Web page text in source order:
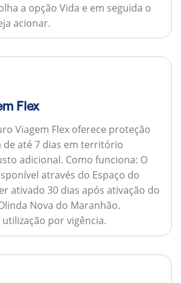
a opção Vida e em seguida o
acionar.
Flex
Viagem Flex oferece proteção
de até 7 dias em território
adicional. Como funciona: O
através do Espaço do
ativado 30 dias após ativação do
Nova do Maranhão.
por vigência.